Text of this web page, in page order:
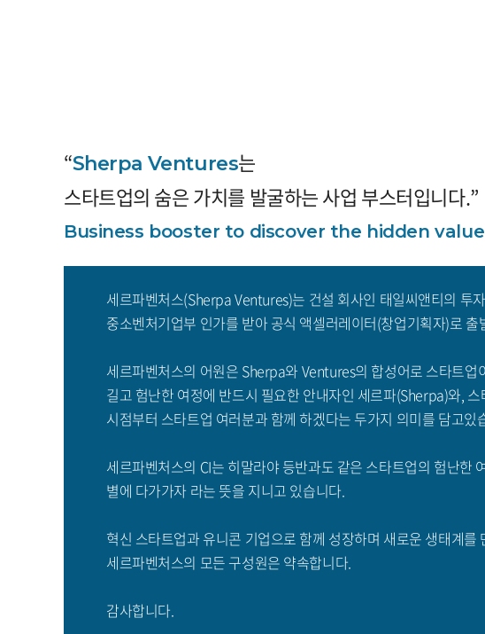
“Sherpa Ventures는
스타트업의 숨은 가치를 발굴하는 사업 부스터입니다.”
Business booster to discover the hidden
세르파벤처스(Sherpa Ventures)는 건설 회사인 태일씨앤티의 투
중소벤처기업부 인가를 받아 공식 액셀러레이터(창업기획자)로 출
세르파벤처스의 어원은 Sherpa와 Ventures의 합성어로 스타트업
길고 험난한 여정에 반드시 필요한 안내자인 세르파(Sherpa)와,
시점부터 스타트업 여러분과 함께 하겠다는 두가지 의미를 담고있
세르파벤처스의 CI는 히말라야 등반과도 같은 스타트업의 험난한
별에 다가가자 라는 뜻을 지니고 있습니다.
혁신 스타트업과 유니콘 기업으로 함께 성장하며 새로운 생태계를
세르파벤처스의 모든 구성원은 약속합니다.
감사합니다.